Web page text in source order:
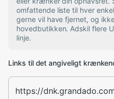
omfattende liste til hver
gerne vil have fjernet, og
hovedbutikken. Adskil flere
linje.
Links til det angiveligt